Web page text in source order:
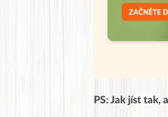
PS: Jak jíst tak,